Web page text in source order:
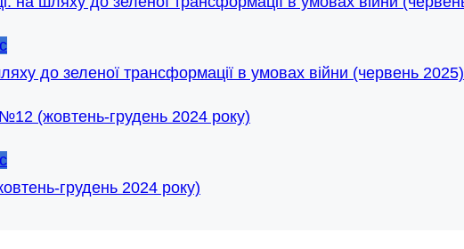
до зеленої трансформації в умовах війни (червень 2025)
грудень 2024 року)